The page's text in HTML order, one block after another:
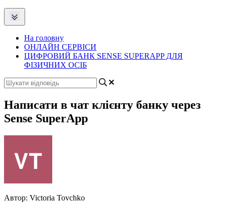
На головну
ОНЛАЙН СЕРВІСИ
ЦИФРОВИЙ БАНК SENSE SUPERAPP ДЛЯ
ФІЗИЧНИХ ОСІБ
Написати в чат клієнту банку через
Sense SuperApp
Автор: Victoria Tovchko